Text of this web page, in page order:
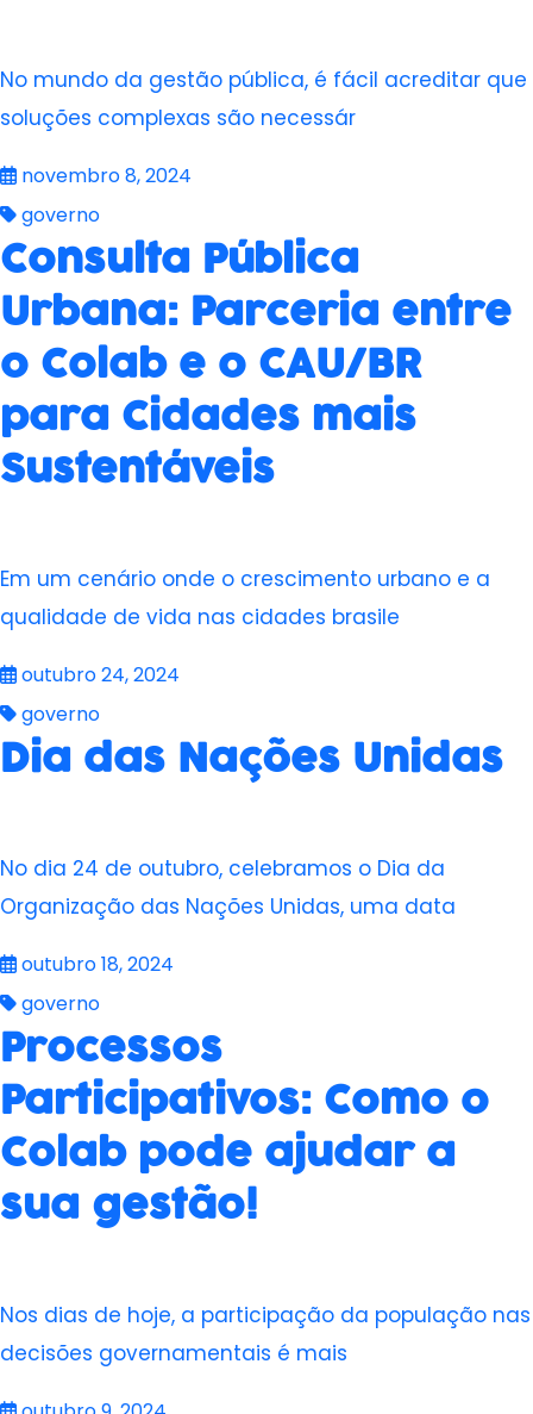
No mundo da gestão pública, é fácil acreditar que
soluções complexas são necessár
novembro 8, 2024
governo
Consulta Pública
Urbana: Parceria entre
o Colab e o CAU/BR
para Cidades mais
Sustentáveis
Em um cenário onde o crescimento urbano e a
qualidade de vida nas cidades brasile
outubro 24, 2024
governo
Dia das Nações Unidas
No dia 24 de outubro, celebramos o Dia da
Organização das Nações Unidas, uma data
outubro 18, 2024
governo
Processos
Participativos: Como o
Colab pode ajudar a
sua gestão!
Nos dias de hoje, a participação da população nas
decisões governamentais é mais